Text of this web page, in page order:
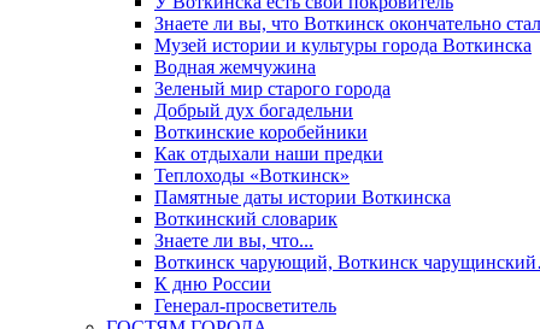
Знаете ли вы, что Воткинск окончательно
Музей истории и культуры города Воткинска
Водная жемчужина
Зеленый мир старого города
Добрый дух богадельни
Воткинские коробейники
Как отдыхали наши предки
Теплоходы «Воткинск»
Памятные даты истории Воткинска
Воткинский словарик
Знаете ли вы, что...
Воткинск чарующий, Воткинск
К дню России
Генерал-просветитель